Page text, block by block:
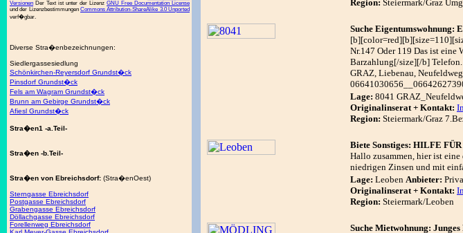
Versionen Der Text ist unter der Lizenz GNU Free Documentation License
und der Lizenzbestimmungen Commons Attribution-ShareAlike 3.0 Unported
verf�gbar.
Diverse Stra�enbezeichnungen:
Siedlergassesiedlung
Schönkirchen-Reyersdorf Grundst�ck
Pinsdorf Grundst�ck
Fels am Wagram Grundst�ck
Brunn am Gebirge Grundst�ck
Afiesl Grundst�ck
Stra�en1 -a.Teil-
Stra�en -b.Teil-
Stra�en von Ebreichsdorf: (Stra�enOest)
Sterngasse Ebreichsdorf
Postgasse Ebreichsdorf
Grabengasse Ebreichsdorf
Döllachgasse Ebreichsdorf
Forellenweg Ebreichsdorf
Region: Steiermark/Graz
Suche Eigentumswohnung:
Nr.147 Oder 119 Das ist
Barzahlung[/size][/b]
GRAZ, Liebenau,
Lage: 8041
Originalinserat + Kontakt:
Region: Steiermark/Graz
Biete Sonstiges: HILFE
Hallo zusammen, hier ist
niedrigen Zinsen und mit
Lage: Leoben Anbieter:
Originalinserat + Kontakt:
Region: Steiermark/Leoben
Suche Mietwohnung: